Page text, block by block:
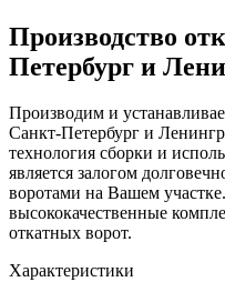
Производство
Петербург и
Производим и
Санкт-Петербург и
технология сборки и
является залогом
воротами на Вашем
высококачественные
откатных ворот.
Характеристики